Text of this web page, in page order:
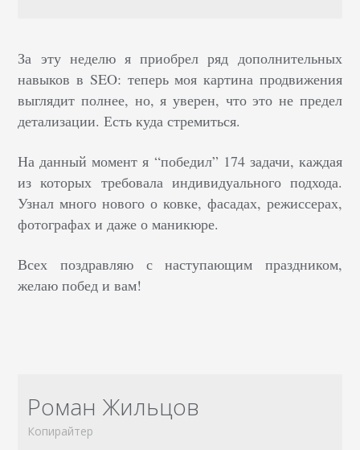
За эту неделю я приобрел ряд дополнительных
навыков в SEO: теперь моя картина продвижения
выглядит полнее, но, я уверен, что это не предел
детализации. Есть куда стремиться.
На данный момент я “победил” 174 задачи, каждая
из которых требовала индивидуального подхода.
Узнал много нового о ковке, фасадах, режиссерах,
фотографах и даже о маникюре.
Всех поздравляю с наступающим праздником,
желаю побед и вам!
Роман Жильцов
Копирайтер